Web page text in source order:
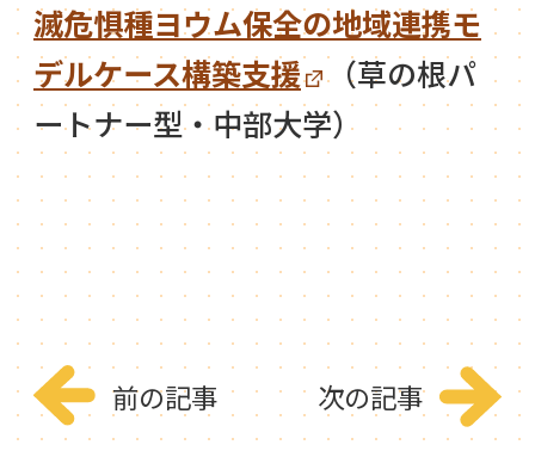
滅危惧種ヨウム保全の地域連携モ
デルケース構築支援
（草の根パ
ートナー型・中部大学）
前の記事 次の記事